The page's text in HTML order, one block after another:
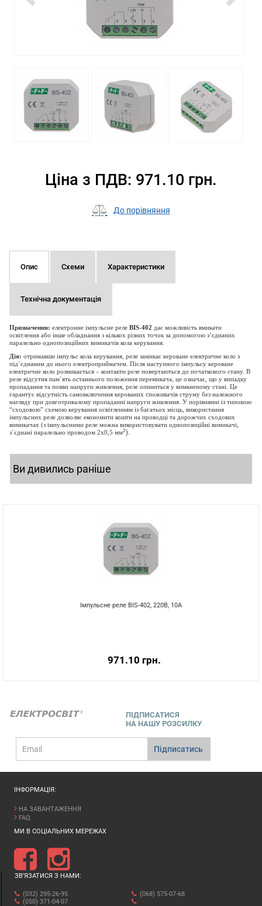
Ціна з ПДВ: 971.10 грн.
До порівняння
Опис Схеми Характеристики
Технічна документація
Призначення: електронне імпульсне реле BIS-402 дає можливість вмикати
освітлення або інше обладнання з кількох різних точок за допомогою з’єднаних
паралельно однопозиційних вимикачів кола керування.
Дія: отримавши імпульс кола керування, реле замикає кероване електричне коло з
під`єднаним до нього електроприймачем. Після наступного імпульсу кероване
електричне коло розмикається – контакти реле повертаються до початкового стану. В
реле відсутня пам`ять останнього положення перемикача, це означає, що у випадку
пропадання та появи напруги живлення, реле опиниться у вимкненому стані. Це
гарантує відсутність самовключення керованих споживачів струму без належного
нагляду при довготривалому пропаданні напруги живлення. У порівнянні із типовою
“сходовою” схемою керування освітленням із багатьох місць, використання
імпульсних реле дозволяє економити кошти на проводці та дорожчих сходових
вимикачах (з імпульсними реле можна використовувати однопозиційні вимикачі,
з`єднані паралельно проводом 2х0,5 мм2).
Ви дивились раніше
Імпульсне реле BIS-402, 220В, 10А
971.10 грн.
ПІДПИСАТИСЯ
НА НАШУ РОЗСИЛКУ
mail
Підписатись
ІНФОРМАЦІЯ:
НА ЗАВАНТАЖЕННЯ
FAQ
МИ В СОЦІАЛЬНИХ МЕРЕЖАХ
ЗВ’ЯЗАТИСЯ З НАМИ:
(032) 295-26-95
(050) 371-04-07
(068) 575-07-68